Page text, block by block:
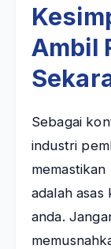
Ambil
Sebagai
industri
memastikan
adalah asas
anda.